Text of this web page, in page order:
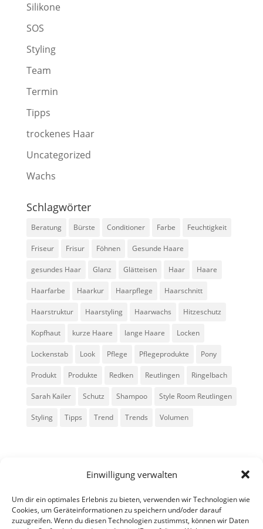
Einwilligung verwalten
Um dir ein optimales Erlebnis zu bieten, verwenden wir Technologien wie
Cookies, um Geräteinformationen zu speichern und/oder darauf
zuzugreifen. Wenn du diesen Technologien zustimmst, können wir Daten
Silikone
SOS
Styling
Team
Termin
Tipps
trockenes Haar
Uncategorized
Wachs
Schlagwörter
Beratung Bürste Conditioner Farbe Feuchtigkeit
Friseur Frisur Föhnen Gesunde Haare
gesundes Haar Glanz Glätteisen Haar Haare
Haarfarbe Haarkur Haarpflege Haarschnitt
Haarstruktur Haarstyling Haarwachs Hitzeschutz
Kopfhaut kurze Haare lange Haare Locken
Lockenstab Look Pflege Pflegeprodukte Pony
Produkt Produkte Redken Reutlingen Ringelbach
Sarah Kailer Schutz Shampoo Style Room Reutlingen
Styling Tipps Trend Trends Volumen